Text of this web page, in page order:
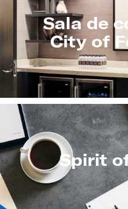
Sala de
City of
Spirit